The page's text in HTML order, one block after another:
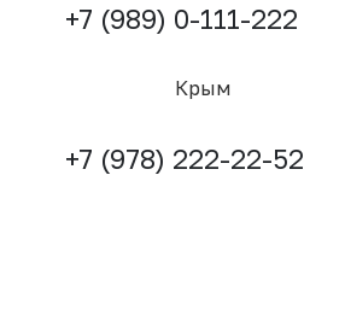
+7 (989) 0-111-222
Крым
+7 (978) 222-22-52